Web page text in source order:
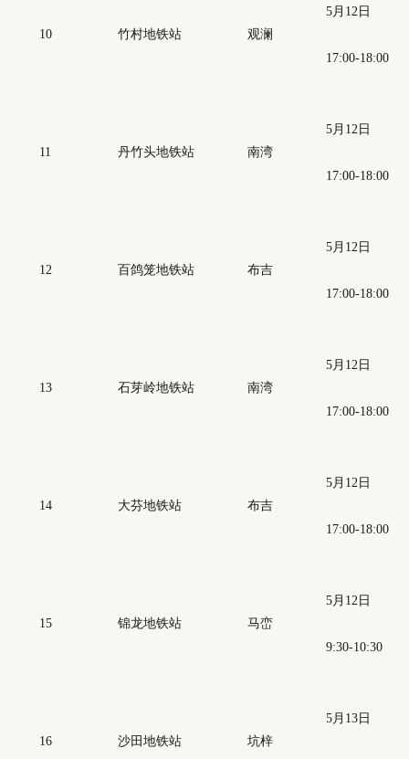
10 竹村地铁站 观澜
5月12日
17:00-18:00
11 丹竹头地铁站 南湾
5月12日
17:00-18:00
12 百鸽笼地铁站 布吉
5月12日
17:00-18:00
13 石芽岭地铁站 南湾
5月12日
17:00-18:00
14 大芬地铁站 布吉
5月12日
17:00-18:00
15 锦龙地铁站 马峦
5月12日
9:30-10:30
16 沙田地铁站 坑梓
5月13日